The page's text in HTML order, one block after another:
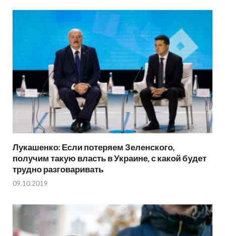
Лукашенко: Если потеряем Зеленского,
получим такую власть в Украине, с какой будет
трудно разговаривать
09.10.2019